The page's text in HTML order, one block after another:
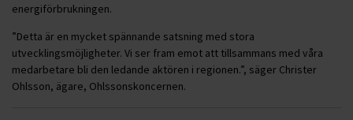
energiförbrukningen.
”Detta är en mycket spännande satsning med stora
utvecklingsmöjligheter. Vi ser fram emot att tillsammans med våra
medarbetare bli den ledande aktören i regionen.”, säger Christer
Ohlsson, ägare, Ohlssonskoncernen.